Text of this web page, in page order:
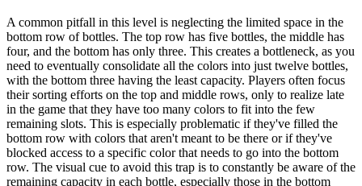
A common pitfall in this level is neglecting the limited space in the
bottom row of bottles. The top row has five bottles, the middle has
four, and the bottom has only three. This creates a bottleneck, as you
need to eventually consolidate all the colors into just twelve bottles,
with the bottom three having the least capacity. Players often focus
their sorting efforts on the top and middle rows, only to realize late
in the game that they have too many colors to fit into the few
remaining slots. This is especially problematic if they've filled the
bottom row with colors that aren't meant to be there or if they've
blocked access to a specific color that needs to go into the bottom
row. The visual cue to avoid this trap is to constantly be aware of the
remaining capacity in each bottle, especially those in the bottom